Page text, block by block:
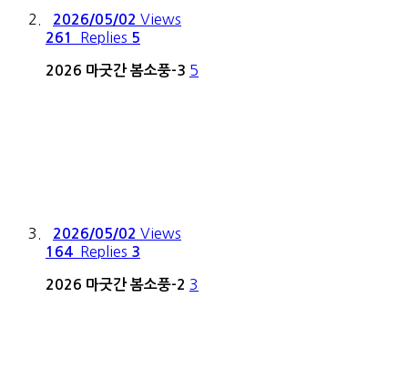
2026/05/02 Views
261 Replies 5
2026 마굿간 봄소풍-3 5
2026/05/02 Views
164 Replies 3
2026 마굿간 봄소풍-2 3